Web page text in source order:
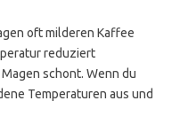
oft milderen Kaffee
reduziert
schont. Wenn du
Temperaturen aus und